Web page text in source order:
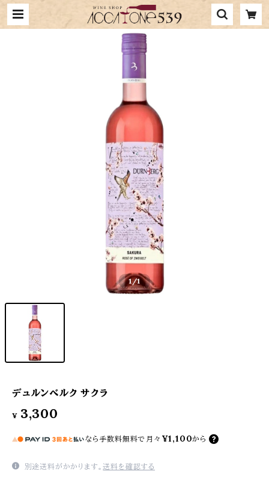
1/1
デュルンベルク サクラ
¥ 3,300
なら 手数料無料で 月々 ¥1,100から
別途送料がかかります。送料を確認する